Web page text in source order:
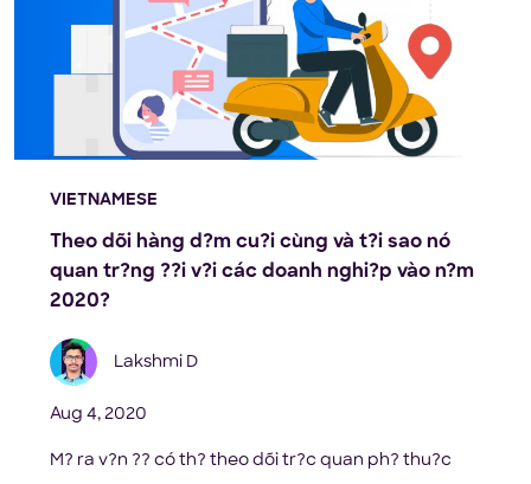
VIETNAMESE
Theo dõi hàng d?m cu?i cùng và t?i sao nó
quan tr?ng ??i v?i các doanh nghi?p vào n?m
2020?
Lakshmi D
Aug 4, 2020
M? ra v?n ?? có th? theo dõi tr?c quan ph? thu?c